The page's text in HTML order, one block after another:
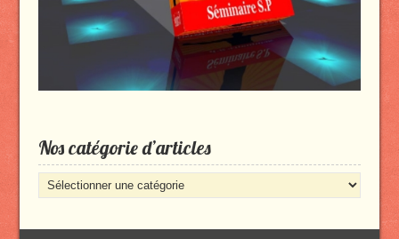
Nos catégorie d’articles
Nos
catégorie